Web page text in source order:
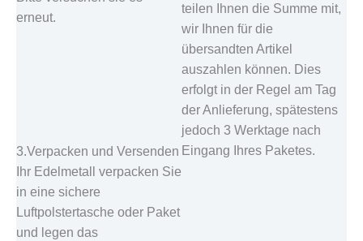
erneut.
3.Verpacken und Versenden
Ihr Edelmetall verpacken Sie
in eine sichere
Luftpolstertasche oder Paket
und legen das
teilen Ihnen die Summe mit,
wir Ihnen für die
übersandten Artikel
auszahlen können. Dies
erfolgt in der Regel am Tag
der Anlieferung, spätestens
jedoch 3 Werktage nach
Eingang Ihres Paketes.